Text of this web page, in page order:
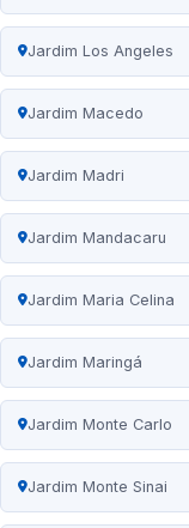
Jardim Los Angeles
Jardim Macedo
Jardim Madri
Jardim Mandacaru
Jardim Maria Celina
Jardim Maringá
Jardim Monte Carlo
Jardim Monte Sinai